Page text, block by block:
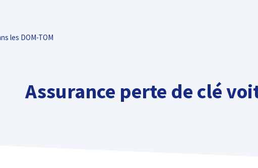
les DOM-TOM
Assurance perte de clé